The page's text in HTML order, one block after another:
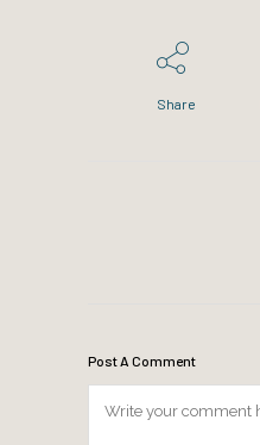
Share
Post A Comment